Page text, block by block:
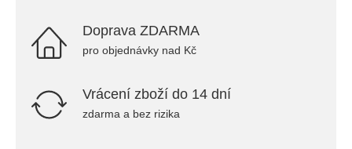
Doprava ZDARMA
pro objednávky nad Kč
Vrácení zboží do 14 dní
zdarma a bez rizika